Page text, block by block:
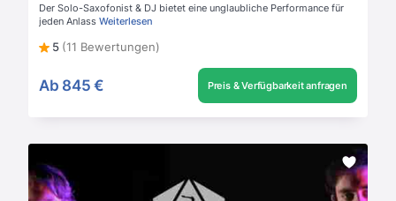
Der Solo-Saxofonist & DJ bietet eine unglaubliche Performance für
jeden Anlass Weiterlesen
5 (11 Bewertungen)
Ab 845 € Preis & Verfügbarkeit anfragen